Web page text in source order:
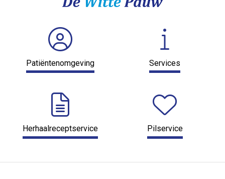
Patiëntenomgeving Services
Herhaalreceptservice Pilservice